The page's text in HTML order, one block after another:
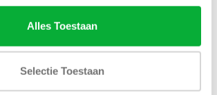
Alles Toestaan
Selectie Toestaan